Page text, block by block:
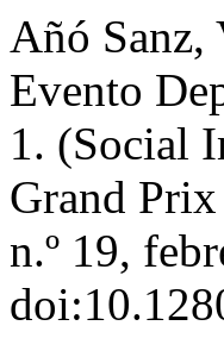
Añó Sanz,
Evento
1. (Social
Grand
n.º 19,